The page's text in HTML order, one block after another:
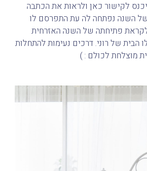
לקישור כאן ולראות את הכתבה
השנה נפתחה לה עת התפרסם לו
ולקראת פתיחתה של השנה האזרחית
של רוני. דרכים נעימות להתחלות
מוצלחת לכולם : )